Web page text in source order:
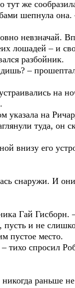
тут же
шепнула она.
невзначай.
лошадей – и
разбойник.
–
на
указала на
туда, он
внизу его
снаружи. И
Гай Гисборн.
и не
пустое место.
тихо спросил
раньше